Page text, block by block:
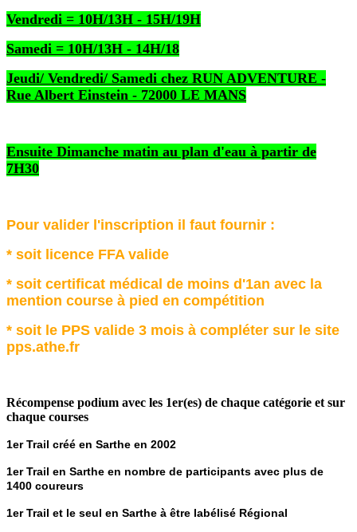
Vendredi = 10H/13H - 15H/19H
Samedi = 10H/13H - 14H/18
Jeudi/ Vendredi/ Samedi chez RUN ADVENTURE -
Rue Albert Einstein - 72000 LE MANS
Ensuite Dimanche matin au plan d'eau à partir de
7H30
Pour valider l'inscription il faut fournir :
* soit licence FFA valide
* soit certificat médical de moins d'1an avec la
mention course à pied en compétition
* soit le PPS valide 3 mois à compléter sur le site
pps.athe.fr
Récompense podium avec les 1er(es) de chaque catégorie et sur
chaque courses
1er Trail créé en Sarthe en 2002
1er Trail en Sarthe en nombre de participants avec plus de
1400 coureurs
1er Trail et le seul en Sarthe à être labélisé Régional